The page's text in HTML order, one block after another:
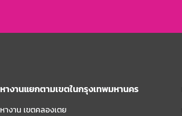
หางานแยกตามเขตในกรุงเทพมหานคร
หางาน เขตคลองเตย